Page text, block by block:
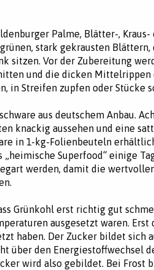
Palme, Blätter-, Kraus-
stark gekrausten Blättern,
sitzen. Vor der Zubereitung
und die dicken Mittelrippen
in Streifen zupfen oder Stücke
aus deutschem Anbau.
knackig aussehen und eine
in 1-kg-Folienbeuteln
„heimische Superfood“ einige
werden, damit die
Grünkohl erst richtig gut
ausgesetzt waren. Erst
haben. Der Zucker bildet sich
über den Energiestoffwechsel
wird also gebildet. Bei Frost